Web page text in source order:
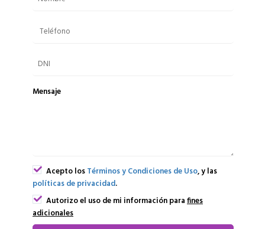
Mensaje
Acepto losTérminos y Condiciones de Uso, y las
políticas de privacidad.
Autorizo el uso de mi información parafines
adicionales